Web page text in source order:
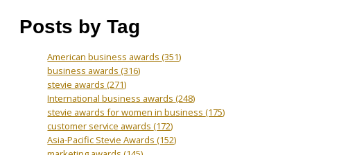
Posts by Tag
American business awards(351)
business awards(316)
stevie awards(271)
International business awards(248)
stevie awards for women in business(175)
customer service awards(172)
Asia-Pacific Stevie Awards(152)